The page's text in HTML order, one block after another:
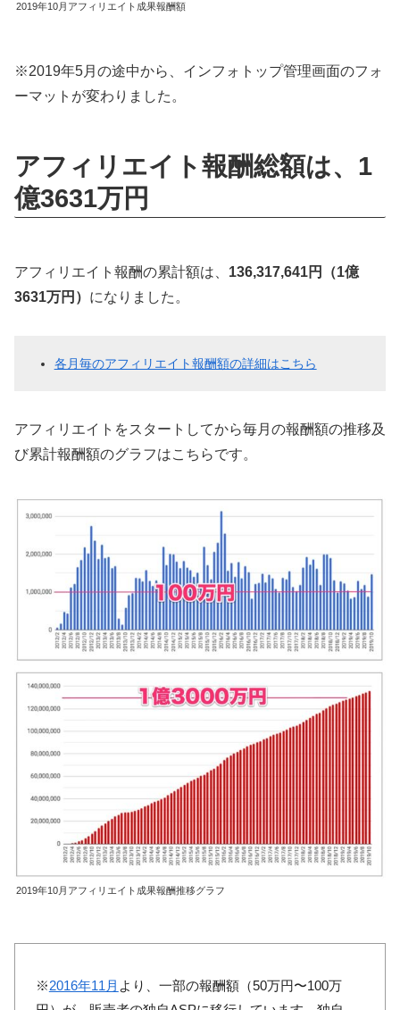
2019年10月アフィリエイト成果報酬額
※2019年5月の途中から、インフォトップ管理画面のフォ
ーマットが変わりました。
アフィリエイト報酬総額は、1
億3631万円
アフィリエイト報酬の累計額は、 136,317,641円（1億
3631万円） になりました。
各月毎のアフィリエイト報酬額の詳細はこちら
アフィリエイトをスタートしてから毎月の報酬額の推移及
び累計報酬額のグラフはこちらです。
2019年10月アフィリエイト成果報酬推移グラフ
※2016年11月 より、一部の報酬額（50万円〜100万